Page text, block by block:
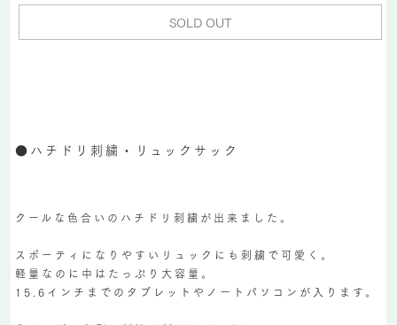
SOLD OUT
●ハチドリ刺繍・リュックサック
クールな色合いのハチドリ刺繍が出来ました。
スポーティになりやすいリュックにも刺繍で可愛く。
軽量なのに中はたっぷり大容量。
15.6インチまでのタブレットやノートパソコンが入ります。